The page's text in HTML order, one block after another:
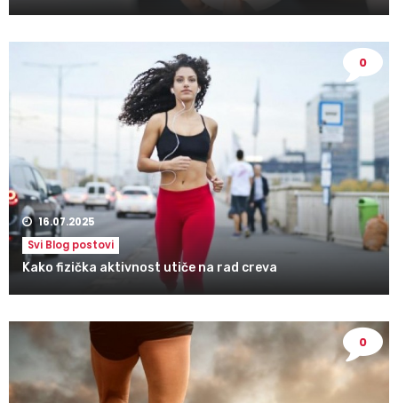
0
16.07.2025
Svi Blog postovi
Kako fizička aktivnost utiče na rad creva
0